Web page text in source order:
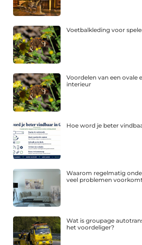
Voetbalkleding voor
Voordelen van een ovale
interieur
Hoe word je beter
Waarom regelmatig
veel problemen
Wat is groupage
het voordeliger?